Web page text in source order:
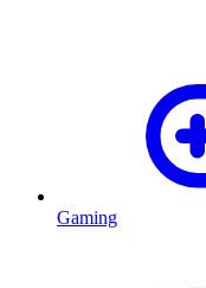
Gaming